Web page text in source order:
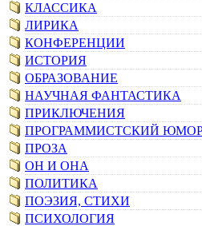
КЛАССИКА
ЛИРИКА
КОНФЕРЕНЦИИ
ИСТОРИЯ
ОБРАЗОВАНИЕ
НАУЧНАЯ ФАНТАСТИКА
ПРИКЛЮЧЕНИЯ
ПРОГРАММИСТСКИЙ
ПРОЗА
ОН И ОНА
ПОЛИТИКА
ПОЭЗИЯ, СТИХИ
ПСИХОЛОГИЯ